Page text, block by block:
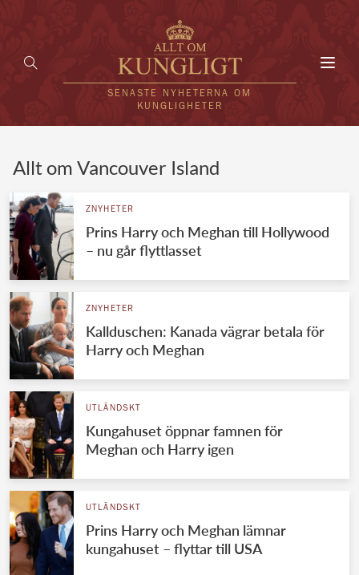
SENASTE NYHETERNA OM
KUNGLIGHETER
UTLÄNDSKT
VÄRLDENS KUNGAHUS
Svenska kungahuset
Brittiska kungahuset
Danska kungahuset
Spanska kungahuset
Jordanska kungahuset
Luxemburgska storhertighuset
REDAKTION
Allt om Vancouver Island
ZNYHETER
Prins Harry och Meghan till Hollywood
– nu går flyttlasset
ZNYHETER
Kallduschen: Kanada vägrar betala för
Harry och Meghan
UTLÄNDSKT
Kungahuset öppnar famnen för
Meghan och Harry igen
UTLÄNDSKT
Prins Harry och Meghan lämnar
kungahuset – flyttar till USA